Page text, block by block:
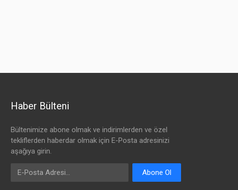
Haber Bülteni
Bültenimize abone olmak ve indirimlerden ve özel
tekliflerden haberdar olmak için E-Posta adresinizi
aşağıya girin.
E-Posta Adresi
Abone Ol